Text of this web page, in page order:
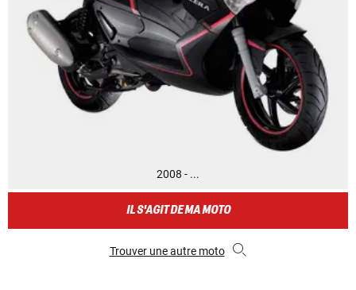
2008 - ...
IL S'AGIT DE MA MOTO
Trouver une autre moto